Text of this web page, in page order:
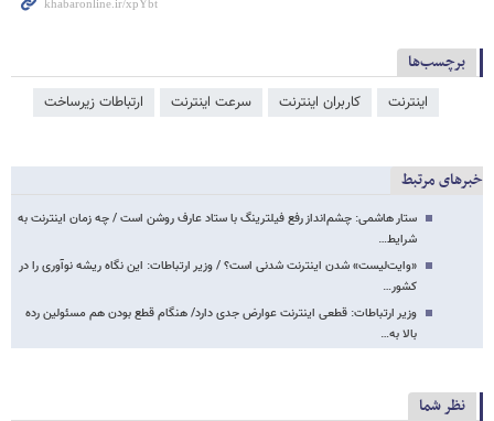
برچسب‌ها
اینترنت کاربران اینترنت سرعت اینترنت ارتباطات زیرساخت
خبرهای مرتبط
ستار هاشمی: چشم‌انداز رفع فیلترینگ با ستاد عارف روشن است / چه زمان اینترنت به
شرایط…
«وایت‌لیست» شدن اینترنت شدنی است؟ / وزیر ارتباطات: این نگاه ریشه نوآوری را در
کشور…
وزیر ارتباطات: قطعی اینترنت عوارض جدی دارد/ هنگام قطع‌ بودن هم مسئولین رده
بالا به…
نظر شما